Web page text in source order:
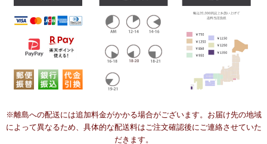
※離島への配送には追加料金がかかる場合がございます。お届け先の地域
によって異なるため、具体的な配送料はご注文確認後にご連絡させていた
だきます。